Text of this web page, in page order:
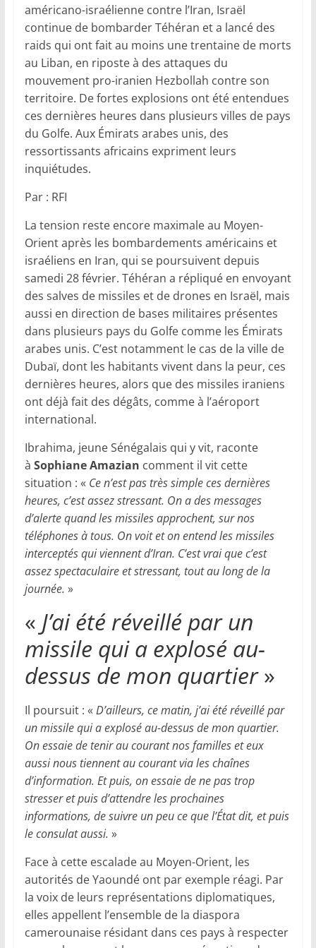
américano-israélienne contre l’Iran, Israël
continue de bombarder Téhéran et a lancé des
raids qui ont fait au moins une trentaine de morts
au Liban, en riposte à des attaques du
mouvement pro-iranien Hezbollah contre son
territoire. De fortes explosions ont été entendues
ces dernières heures dans plusieurs villes de pays
du Golfe. Aux Émirats arabes unis, des
ressortissants africains expriment leurs
inquiétudes.
Par : RFI
La tension reste encore maximale au Moyen-
Orient après les bombardements américains et
israéliens en Iran, qui se poursuivent depuis
samedi 28 février. Téhéran a répliqué en envoyant
des salves de missiles et de drones en Israël, mais
aussi en direction de bases militaires présentes
dans plusieurs pays du Golfe comme les Émirats
arabes unis. C’est notamment le cas de la ville de
Dubaï, dont les habitants vivent dans la peur, ces
dernières heures, alors que des missiles iraniens
ont déjà fait des dégâts, comme à l’aéroport
international.
Ibrahima, jeune Sénégalais qui y vit, raconte
à Sophiane Amazian comment il vit cette
situation : « Ce n’est pas très simple ces dernières
heures, c’est assez stressant. On a des messages
d’alerte quand les missiles approchent, sur nos
téléphones à tous. On voit et on entend les missiles
interceptés qui viennent d’Iran. C’est vrai que c’est
assez spectaculaire et stressant, tout au long de la
journée. »
« J’ai été réveillé par un
missile qui a explosé au-
dessus de mon quartier»
Il poursuit : « D’ailleurs, ce matin, j’ai été réveillé par
un missile qui a explosé au-dessus de mon quartier.
On essaie de tenir au courant nos familles et eux
aussi nous tiennent au courant via les chaînes
d’information. Et puis, on essaie de ne pas trop
stresser et puis d’attendre les prochaines
informations, de suivre un peu ce que l’État dit, et puis
le consulat aussi. »
Face à cette escalade au Moyen-Orient, les
autorités de Yaoundé ont par exemple réagi. Par
la voix de leurs représentations diplomatiques,
elles appellent l’ensemble de la diaspora
camerounaise résidant dans ces pays à respecter